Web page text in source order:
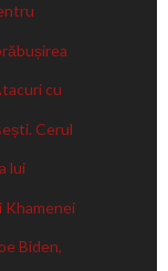
cu
Cerul
lui
Khamenei
Biden,